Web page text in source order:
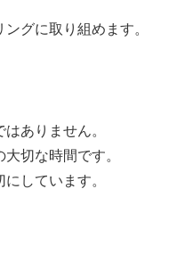
グに取り組めます。
ありません。
切な時間です。
しています。